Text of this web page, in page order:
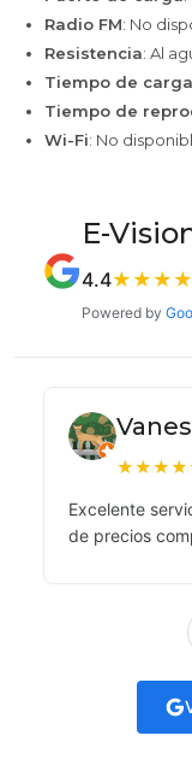
Radio FM: No
Resistencia: Al
Tiempo de
Tiempo de
Wi-Fi: No
E-
4.4★ ★ ★ ★
Powered by
★★★★
Excelente
de precios